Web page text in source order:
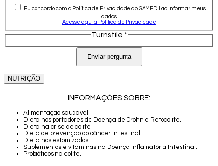
Eu concordo com a Política de Privacidade do GAMEDII ao informar meus
dados
Acesse aqui a Política de Privacidade
Turnstile *
Enviar pergunta
NUTRIÇÃO
INFORMAÇÕES SOBRE:
Alimentação saudável.
Dieta nos portadores de Doença de Crohn e Retocolite.
Dieta na crise de colite.
Dieta de prevenção do câncer intestinal.
Dieta nos estomizados.
Suplementos e vitaminas na Doença Inflamatória Intestinal.
Probióticos na colite.